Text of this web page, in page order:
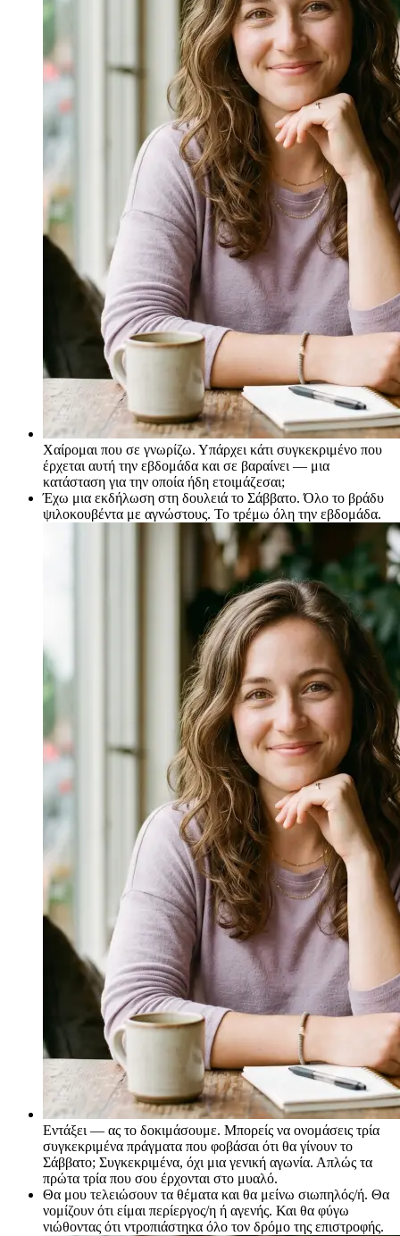
Χαίρομαι που σε γνωρίζω. Υπάρχει κάτι συγκεκριμένο που
έρχεται αυτή την εβδομάδα και σε βαραίνει — μια
κατάσταση για την οποία ήδη ετοιμάζεσαι;
Έχω μια εκδήλωση στη δουλειά το Σάββατο. Όλο το βράδυ
ψιλοκουβέντα με αγνώστους. Το τρέμω όλη την εβδομάδα.
Εντάξει — ας το δοκιμάσουμε. Μπορείς να ονομάσεις τρία
συγκεκριμένα πράγματα που φοβάσαι ότι θα γίνουν το
Σάββατο; Συγκεκριμένα, όχι μια γενική αγωνία. Απλώς τα
πρώτα τρία που σου έρχονται στο μυαλό.
Θα μου τελειώσουν τα θέματα και θα μείνω σιωπηλός/ή. Θα
νομίζουν ότι είμαι περίεργος/η ή αγενής. Και θα φύγω
νιώθοντας ότι ντροπιάστηκα όλο τον δρόμο της επιστροφής.